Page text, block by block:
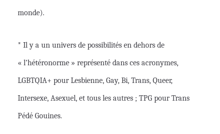
monde).
* Il y a un univers de possibilités en dehors de
« l’hétéronorme » représenté dans ces acronymes,
LGBTQIA+ pour Lesbienne, Gay, Bi, Trans, Queer,
Intersexe, Asexuel, et tous les autres ; TPG pour Trans
Pédé Gouines.